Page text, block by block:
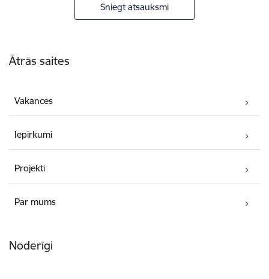
Sniegt atsauksmi
Ātrās saites
Vakances
Iepirkumi
Projekti
Par mums
Noderīgi